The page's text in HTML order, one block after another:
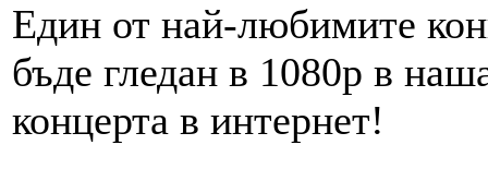
Един от най-любимитe
бъде гледан в 1080р в
концерта в интернет!